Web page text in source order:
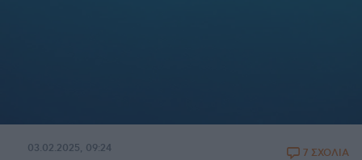
03.02.2025, 09:24 7 ΣΧΟΛΙΑ